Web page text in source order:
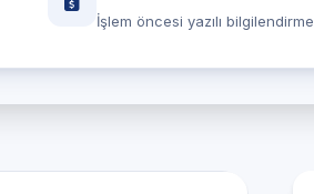
İşlem öncesi yazılı bilgilendirme